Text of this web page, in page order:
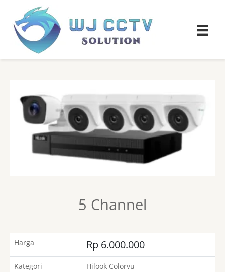
5 Channel
Harga Rp 6.000.000
Kategori
Hilook Colorvu